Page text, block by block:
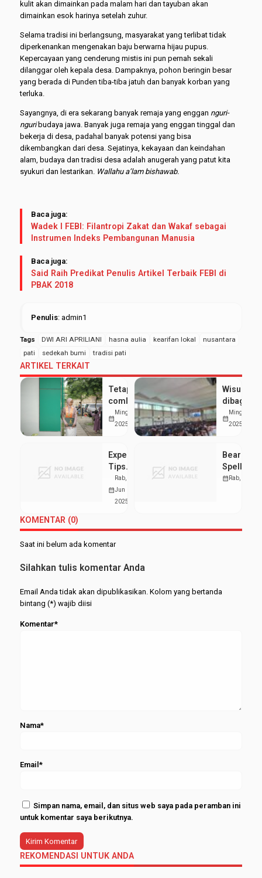
kulit akan dimainkan pada malam hari dan tayuban akan
dimainkan esok harinya setelah zuhur.
Selama tradisi ini berlangsung, masyarakat yang terlibat tidak
diperkenankan mengenakan baju berwarna hijau pupus.
Kepercayaan yang cenderung mistis ini pun pernah sekali
dilanggar oleh kepala desa. Dampaknya, pohon beringin besar
yang berada di Punden tiba-tiba jatuh dan banyak korban yang
terluka.
Sayangnya, di era sekarang banyak remaja yang enggan nguri-
nguribudaya jawa. Banyak juga remaja yang enggan tinggal dan
bekerja di desa, padahal banyak potensi yang bisa
dikembangkan dari desa. Sejatinya, kekayaan dan keindahan
alam, budaya dan tradisi desa adalah anugerah yang patut kita
syukuri dan lestarikan. Wallahu a’lam bishawab.
Baca juga:
Wadek I FEBI: Filantropi Zakat dan Wakaf sebagai
Instrumen Indeks Pembangunan Manusia
Baca juga:
Said Raih Predikat Penulis Artikel Terbaik FEBI di
PBAK 2018
Penulis: admin1
Tags DWI ARI APRILIANI hasna aulia kearifan lokal
nusantara
pati
sedekah bumi tradisi pati
ARTIKEL TERKAIT
Tetap raih
comlaude
meski aktif
organisasi,
ini tips dari
calendar_month
Ming, 24 Agu
2025
Wisuda
dibagi 2
Sesi,
Ribuan
Resmi
Diwisuda
calendar_month
Ming, 24
2025
Expert
Tips
voor
Spelen
bij
calendar_month
Rab, 11
Jun
2025
Bearo
Wat te
calendar_month Rab, 11
KOMENTAR (0)
Saat ini belum ada komentar
Silahkan tulis komentar Anda
Email Anda tidak akan dipublikasikan. Kolom yang bertanda
bintang (*) wajib diisi
Komentar*
Nama*
Email*
Simpan nama, email, dan situs web saya pada peramban ini
untuk komentar saya berikutnya.
REKOMENDASI UNTUK ANDA